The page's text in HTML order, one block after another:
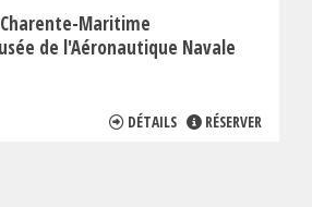
Charente-Maritime
de l'Aéronautique Navale
DÉTAILS RÉSERVER